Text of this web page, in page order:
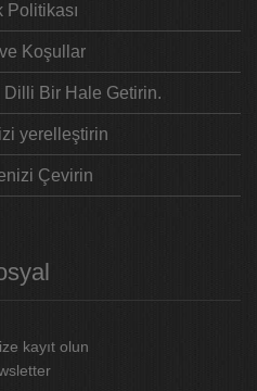
Politikası
Koşullar
Bir Hale Getirin.
yerelleştirin
Çevirin
kayıt olun